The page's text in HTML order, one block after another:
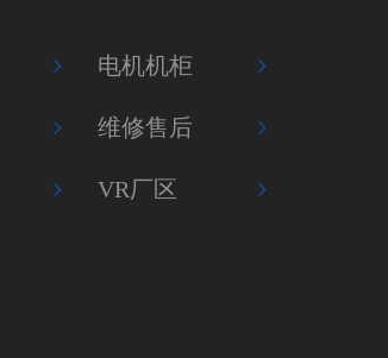
电机机柜
维修售后
VR厂区